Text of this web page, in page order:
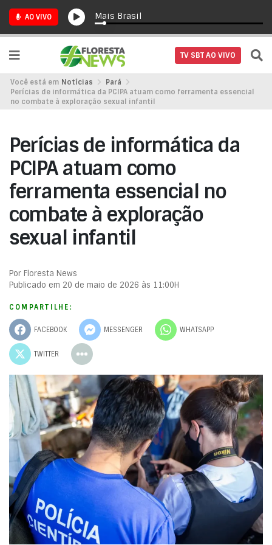
AO VIVO Mais Brasil
TV SBT AO VIVO
Você está em Notícias
Pará
Perícias de informática da PCIPA atuam como ferramenta essencial
no combate à exploração sexual infantil
Perícias de informática da
PCIPA atuam como
ferramenta essencial no
combate à exploração
sexual infantil
Por Floresta News
Publicado em 20 de maio de 2026 às 11:00H
COMPARTILHE:
FACEBOOK MESSENGER WHATSAPP
TWITTER